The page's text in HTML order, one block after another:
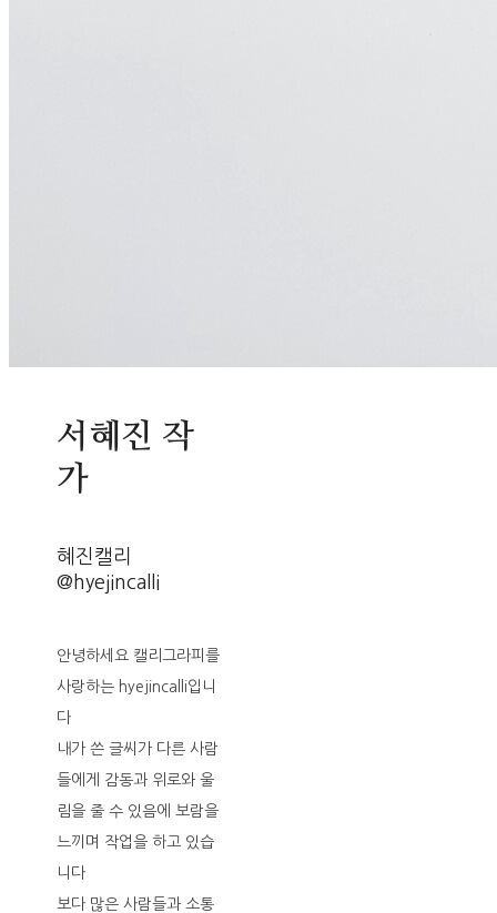
서혜진 작
가
혜진캘리
@hyejincalli
안녕하세요 캘리그라피를
사랑하는 hyejincalli입니
다
내가 쓴 글씨가 다른 사람
들에게 감동과 위로와 울
림을 줄 수 있음에 보람을
느끼며 작업을 하고 있습
니다
보다 많은 사람들과 소통